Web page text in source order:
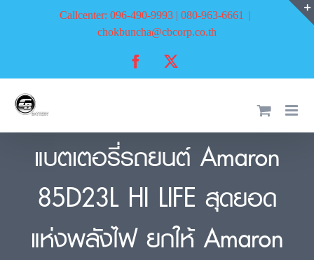
Callcenter: 096-490-9993 | 080-963-6661 |
chokbuncha@cbcorp.co.th
Facebook
แบตเตอรี่รถยนต์ Amaron
85D23L HI LIFE สุดยอด
แห่งพลังไฟ ยกให้ Amaron